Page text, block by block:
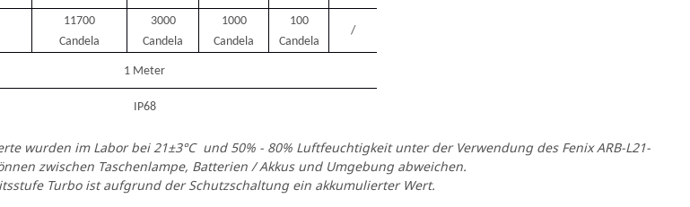
11700
Candela
3000
Candela
1000
Candela
100
Candela
/
1 Meter
IP68
wurden im Labor bei 21±3°C und 50% - 80% Luftfeuchtigkeit unter der Verwendung des Fenix ARB-L21-
zwischen Taschenlampe, Batterien / Akkus und Umgebung abweichen.
Turbo ist aufgrund der Schutzschaltung ein akkumulierter Wert.